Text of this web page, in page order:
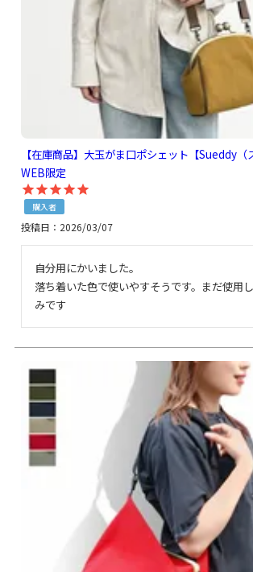
【在庫商品】大玉がま口ポシェット【Sueddy（
WEB限定
購入者
投稿日 2026/03/07
自分用にかいました。
落ち着いた色で使いやすそうです。まだ使用
みです